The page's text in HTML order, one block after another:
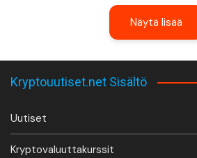
Näytä lisää
Kryptouutiset.net Sisältö
Uutiset
Kryptovaluuttakurssit